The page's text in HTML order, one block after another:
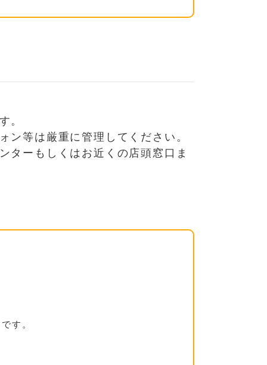
。
ン等は厳重に管理してください。
ターもしくはお近くの店頭窓口ま
す。